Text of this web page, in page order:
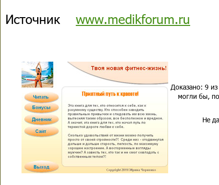
Источник www.medikforum.ru
Доказано: 9
могли бы,
Не